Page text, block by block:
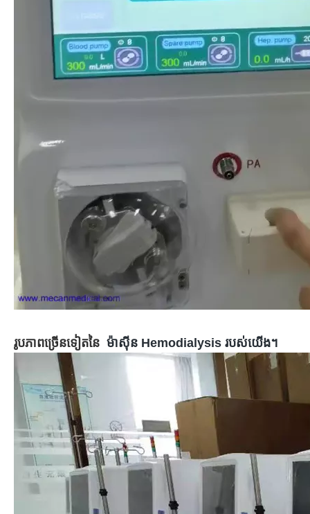
រូបភាពច្រើនទៀតនៃ ម៉ាស៊ីន Hemodialysis របស់យើង។